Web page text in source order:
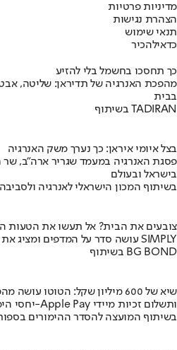
מדיניות פרטיות
הצהרת נגישות
תנאי שימוש
כדאילהכיר
כך תחסכו בחשמל בלי להזיע
מהפכת האנרגיה של תדיראן: שליטה,
בבית
בשיתוף TADIRAN
בצל איומי איראן: כך נערך משק האנרגיה
פסגת האנרגיה במעמד שגריר ארה"ב, שר
בישראל ובעולם
בשיתוף המכון הישראלי לאנרגיה ולסביבה
צובעים את הבית? אל תעשו את הטעות
מומחה BG BOND עושה סדר על המדפים ומציג את מותג הצבע SIMPLY
בשיתוף BG BOND
שיא של 600 מיליון שקל: הטוטו עושה מהפיכה
יחסי הימור משופרים, הפקדות ב-Apple Pay ותשלום זכיות מיידי
בשיתוף המועצה להסדר ההימורים